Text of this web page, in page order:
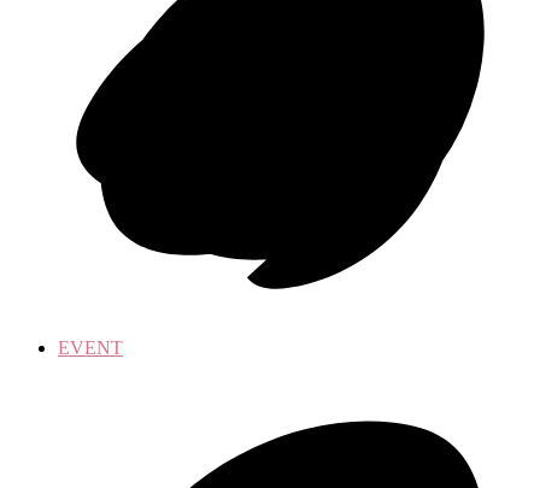
EVENT